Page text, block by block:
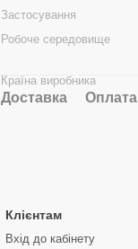
Застосування
Робоче середовище
Країна виробника
Доставка Оплата
Клієнтам
Вхід до кабінету